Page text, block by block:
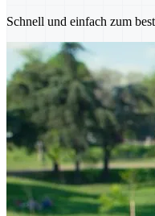
Schnell und einfach zum